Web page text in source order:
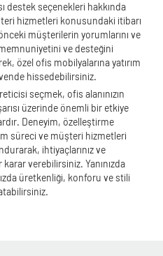
destek seçenekleri hakkında
hizmetleri konusundaki itibarı
müşterilerin yorumlarını ve
ve desteğini
özel ofis mobilyalarına yatırım
hissedebilirsiniz.
seçmek, ofis alanınızın
üzerinde önemli bir etkiye
Deneyim, özelleştirme
süreci ve müşteri hizmetleri
ihtiyaçlarınız ve
verebilirsiniz. Yanınızda
üretkenliği, konforu ve stili